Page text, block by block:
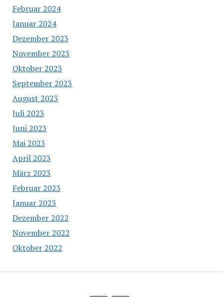
Februar 2024
Januar 2024
Dezember 2023
November 2023
Oktober 2023
September 2023
August 2023
Juli 2023
Juni 2023
Mai 2023
April 2023
März 2023
Februar 2023
Januar 2023
Dezember 2022
November 2022
Oktober 2022